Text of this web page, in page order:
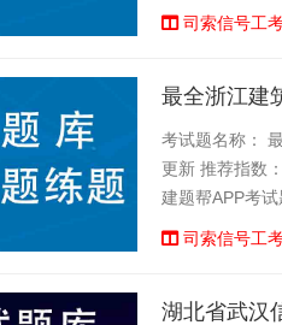
序练题等功能,
司索信号工
最全浙江建
考试题名称：
更新 推荐指数
建题帮APP考
司索信号工
湖北省武汉